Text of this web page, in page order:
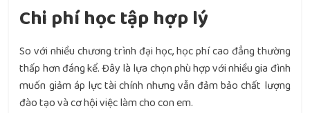
Chi phí học tập hợp lý
So với nhiều chương trình đại học, học phí cao đẳng thường
thấp hơn đáng kể. Đây là lựa chọn phù hợp với nhiều gia đình
muốn giảm áp lực tài chính nhưng vẫn đảm bảo chất lượng
đào tạo và cơ hội việc làm cho con em.